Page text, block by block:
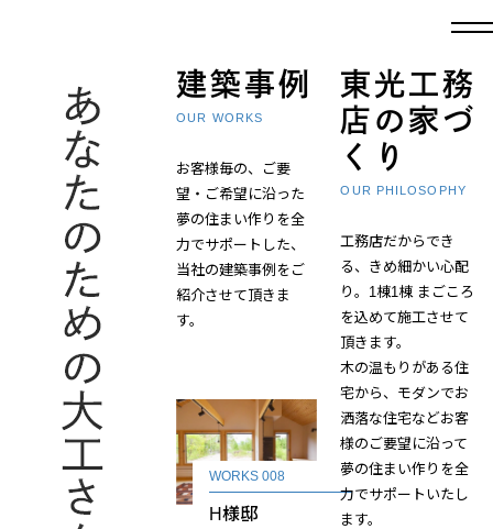
建築事例
OUR WORKS
お客様毎の、ご要
望・ご希望に沿った
夢の住まい作りを全
力でサポートした、
当社の建築事例をご
紹介させて頂きま
す。
WORKS 008
H様邸
東光工務
店の家づ
くり
OUR PHILOSOPHY
工務店だからでき
る、きめ細かい心配
り。1棟1棟 まごころ
を込めて施工させて
頂きます。
木の温もりがある住
宅から、モダンでお
洒落な住宅などお客
様のご要望に沿って
夢の住まい作りを全
力でサポートいたし
ます。